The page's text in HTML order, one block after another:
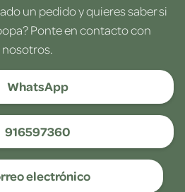
un pedido y quieres saber si
Ponte en contacto con
nosotros.
WhatsApp
916597360
electrónico